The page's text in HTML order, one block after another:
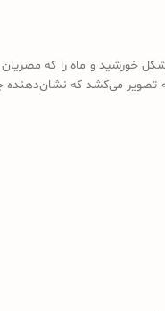
و شکل خورشید و ماه را
می‌کشد که نشان‌دهنده